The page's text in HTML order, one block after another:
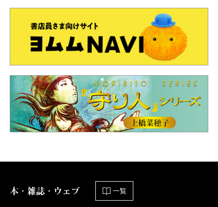
本・雑誌・ウェブ 一覧